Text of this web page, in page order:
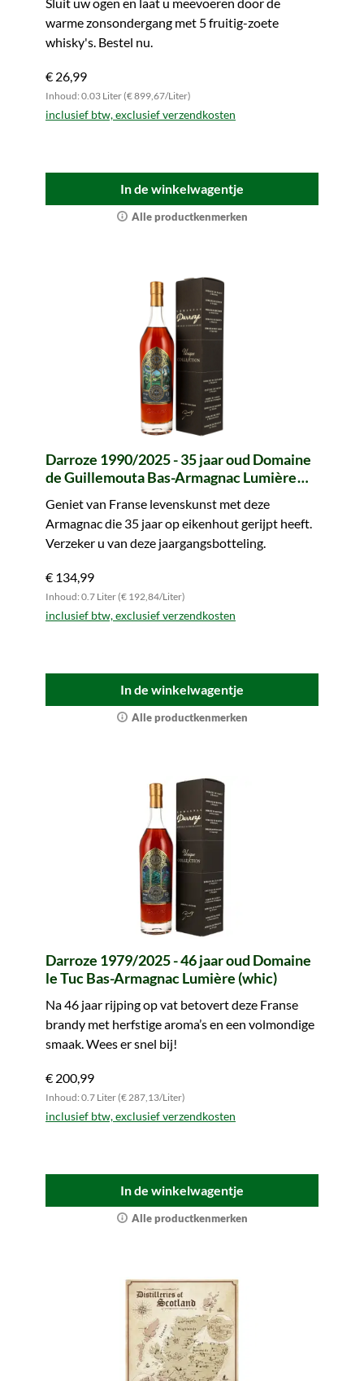
warme zonsondergang met 5 fruitig-zoete
whisky's. Bestel nu.
€ 26,99
Inhoud: 0.03 Liter (€ 899,67/Liter)
inclusief btw, exclusief verzendkosten
In de winkelwagentje
Alle productkenmerken
Darroze 1990/2025 - 35 jaar oud Domaine
de Guillemouta Bas-Armagnac Lumière
Geniet van Franse levenskunst met deze
Armagnac die 35 jaar op eikenhout gerijpt heeft.
Verzeker u van deze jaargangsbotteling.
€ 134,99
Inhoud: 0.7 Liter (€ 192,84/Liter)
inclusief btw, exclusief verzendkosten
In de winkelwagentje
Alle productkenmerken
Darroze 1979/2025 - 46 jaar oud Domaine
le Tuc Bas-Armagnac Lumière (whic)
Na 46 jaar rijping op vat betovert deze Franse
brandy met herfstige aroma’s en een volmondige
smaak. Wees er snel bij!
€ 200,99
Inhoud: 0.7 Liter (€ 287,13/Liter)
inclusief btw, exclusief verzendkosten
In de winkelwagentje
Alle productkenmerken